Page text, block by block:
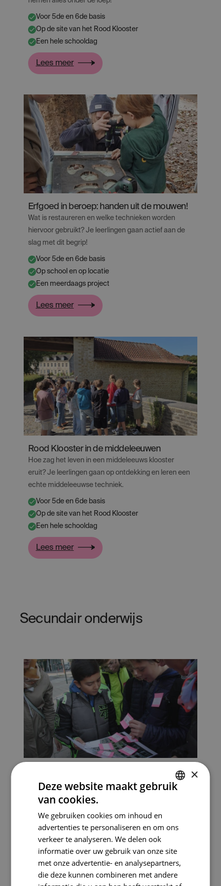
✔ Voor 5de en 6de basis
✔ Op de site van het Rood Klooster
✔ Een hele schooldag
Lees meer:
Rood
onder
de
loep
Erfgoed in beroep: handen uit de mouwen!
Wat is restaureren en welke technieken worden
hiervoor gebruikt? Je leerlingen gaan actief aan de
slag met dit begrip!
✔ Voor 5de en 6de basis
✔ Op school en op locatie
✔ Een meerdaags project
Lees meer:
Erfgoed
beroep:
handen
uit
de
mouwen!
Rood Klooster in de middeleeuwen
Hoe zag het leven in een middeleeuws klooster
eruit? Je leerlingen gaan op ontdekking en leren een
echte middeleeuwse techniek.
✔ Voor 5de en 6de basis
✔ Op de site van het Rood Klooster
✔ Een hele schooldag
Lees meer:
Rood
middeleeuwen
Secundair onderwijs
Onderzoek met jouw leerlingen hoe het erfgoed in de
schoolomgeving is opgebouwd en veranderd.
Voor 1ste en 2de secundair
In de schoolbuurt
Een hele schooldag
×
Deze website maakt gebruik
van cookies.
We gebruiken cookies om inhoud en
advertenties te personaliseren en om ons
verkeer te analyseren. We delen ook
informatie over uw gebruik van onze site
met onze advertentie- en analysepartners,
die deze kunnen combineren met andere